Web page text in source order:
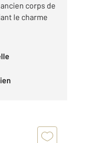
corps de
le charme